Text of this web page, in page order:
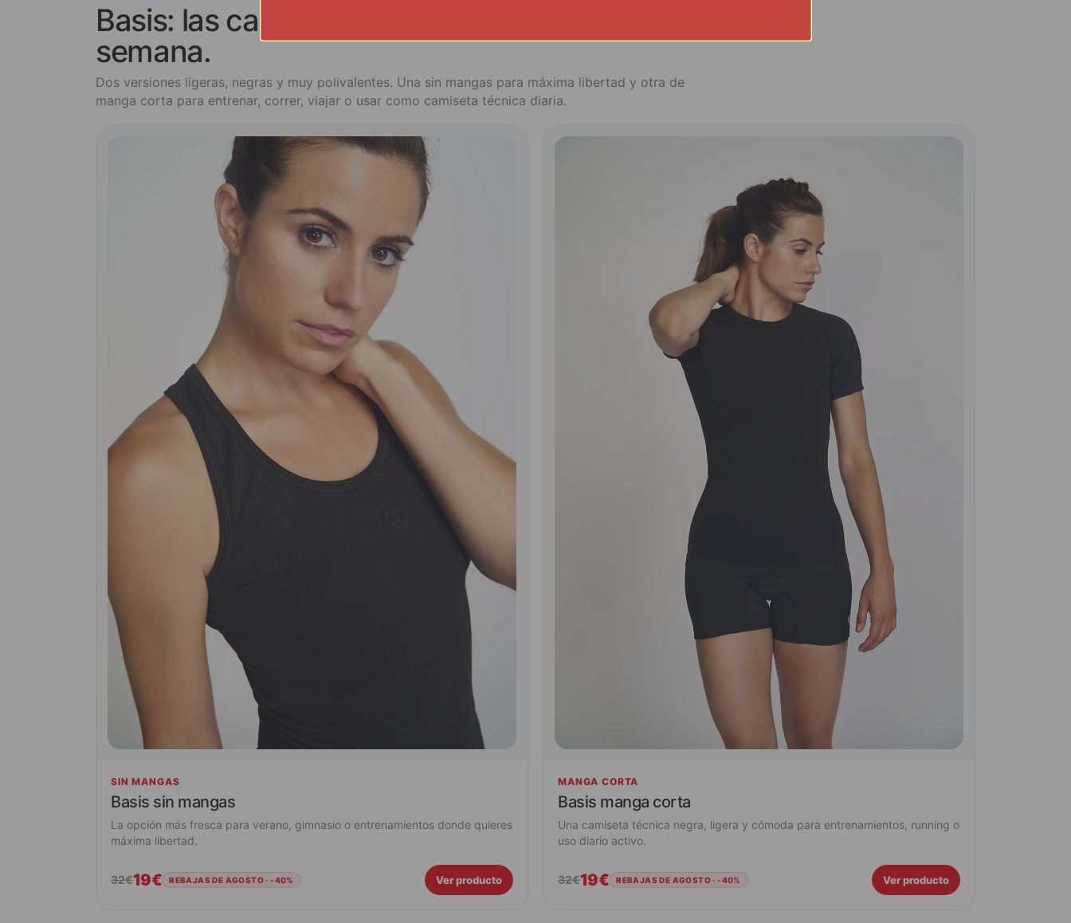
Basis: las camisetas más fáciles de usar cada
semana.
Dos versiones ligeras, negras y muy polivalentes. Una sin mangas para máxima libertad y otra de
manga corta para entrenar, correr, viajar o usar como camiseta técnica diaria.
SIN MANGAS
Basis sin mangas
La opción más fresca para verano, gimnasio o entrenamientos donde quieres
máxima libertad.
32€19€ REBAJAS DE AGOSTO · -40% Ver producto
MANGA CORTA
Basis manga corta
Una camiseta técnica negra, ligera y cómoda para entrenamientos, running o
uso diario activo.
32€19€ REBAJAS DE AGOSTO · -40% Ver producto